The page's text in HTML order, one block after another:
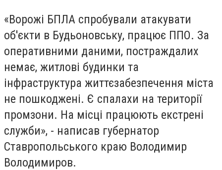
«Ворожі БПЛА спробували атакувати
об'єкти в Будьоновську, працює ППО. За
оперативними даними, постраждалих
немає, житлові будинки та
інфраструктура життєзабезпечення міста
не пошкоджені. Є спалахи на території
промзони. На місці працюють екстрені
служби», - написав губернатор
Ставропольського краю Володимир
Володимиров.